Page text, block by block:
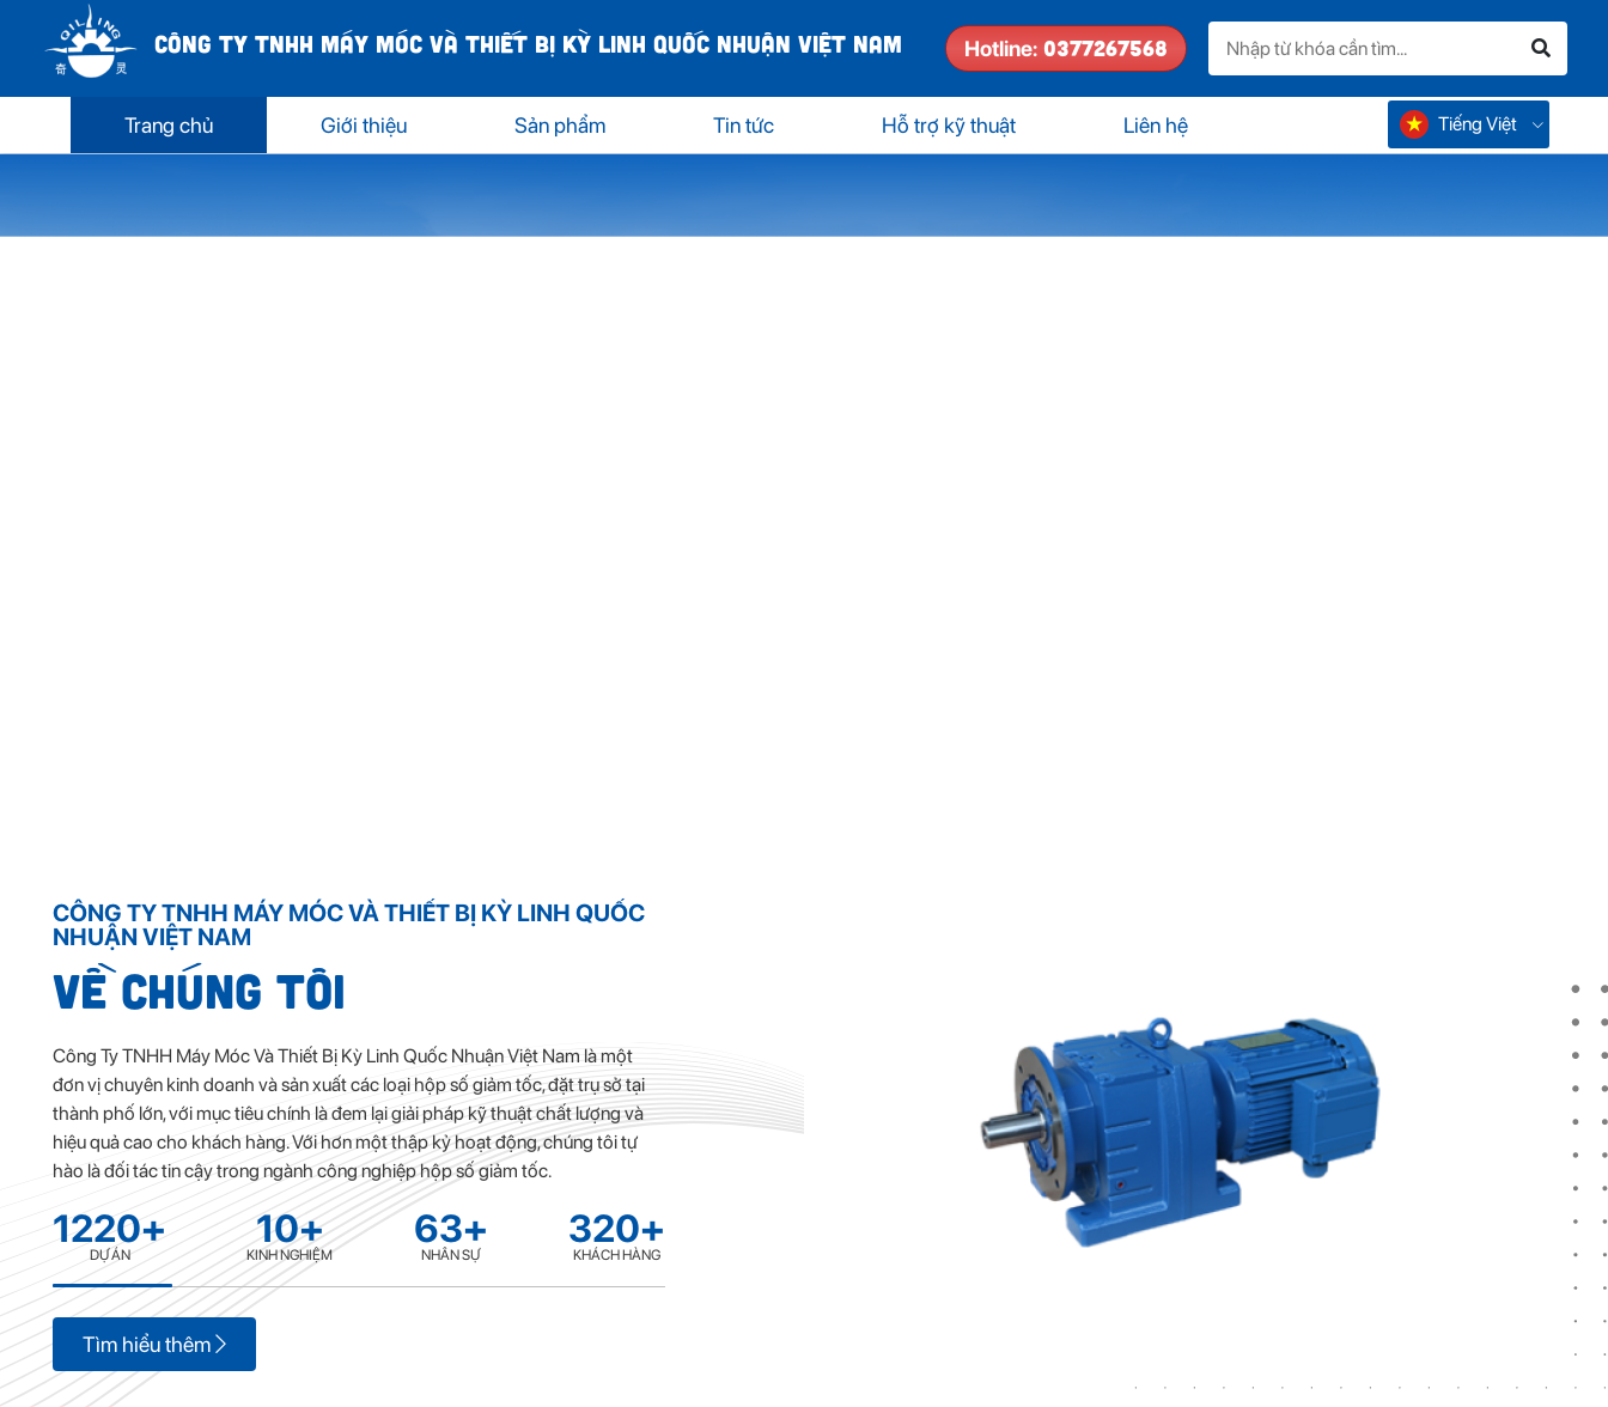
CÔNG TY TNHH MÁY MÓC VÀ THIẾT BỊ KỲ LINH QUỐC NHUẬN VIỆT NAM Hotline: 0377267568
Trang chủ Giới thiệu Sản phẩm Tin tức Hỗ trợ kỹ thuật Liên hệ
Tiếng Việt
CÔNG TY TNHH MÁY MÓC VÀ THIẾT BỊ KỲ LINH QUỐC
NHUẬN VIỆT NAM
Về chúng tôi
Công Ty TNHH Máy Móc Và Thiết Bị Kỳ Linh Quốc Nhuận Việt Nam là một
đơn vị chuyên kinh doanh và sản xuất các loại hộp số giảm tốc, đặt trụ sở tại
thành phố lớn, với mục tiêu chính là đem lại giải pháp kỹ thuật chất lượng và
hiệu quả cao cho khách hàng. Với hơn một thập kỷ hoạt động, chúng tôi tự
hào là đối tác tin cậy trong ngành công nghiệp hộp số giảm tốc.
1220+
DỰ ÁN
10+
KINH NGHIỆM
63+
NHÂN SỰ
320+
KHÁCH HÀNG
Tìm hiểu thêm